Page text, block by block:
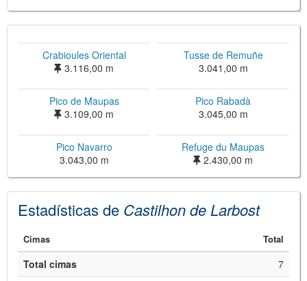
©Leaflet
Crabioules Oriental
3.116,00 m
Tusse de Remuñe
3.041,00 m
Pico de Maupas
3.109,00 m
Pico Rabadà
3.045,00 m
Pico Navarro
3.043,00 m
Refuge du Maupas
2.430,00 m
Estadísticas de Castilhon de Larbost
Cimas Total
Total cimas
7